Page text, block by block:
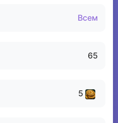
Всем
65
5